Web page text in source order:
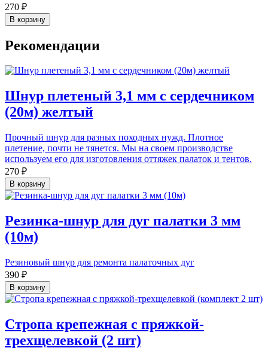
270 ₽
В корзину
Рекомендации
Шнур плетеный 3,1 мм с сердечником
(20м) желтый
Прочный шнур для разных походных нужд. Плотное
плетение, почти не тянется. Мы на своем производстве
используем его для изготовления оттяжек палаток и тентов.
270 ₽
В корзину
Резинка-шнур для дуг палатки 3 мм
(10м)
Резиновый шнур для ремонта палаточных дуг
390 ₽
В корзину
Стропа крепежная с пряжкой-
трехщелевкой (2 шт)